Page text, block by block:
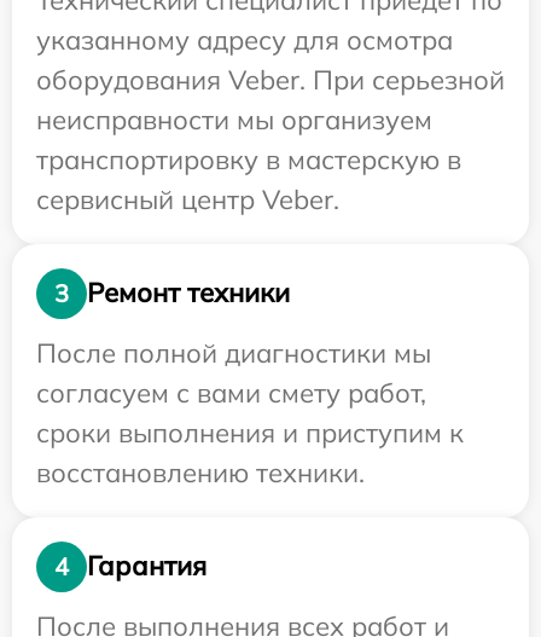
указанному адресу для осмотра
оборудования Veber. При серьезной
неисправности мы организуем
транспортировку в мастерскую в
сервисный центр Veber.
3
Ремонт техники
После полной диагностики мы
согласуем с вами смету работ,
сроки выполнения и приступим к
восстановлению техники.
4
Гарантия
После выполнения всех работ и